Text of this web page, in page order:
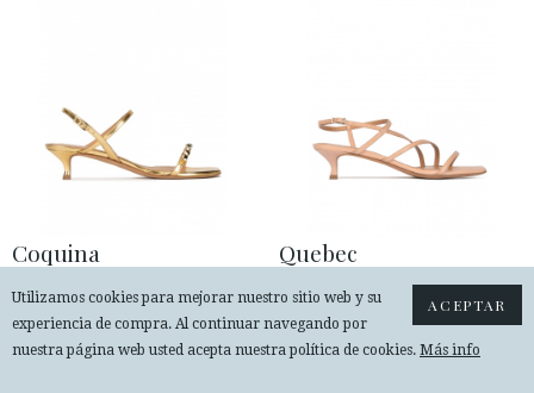
Coquina
Sandalias doradas de tacón medio
en piel con adorno de cristales
Quebec
Sandalia de tacón medio en piel
nude con diseño de tiras
ACEPTAR
Utilizamos cookies para mejorar nuestro sitio web y su
experiencia de compra. Al continuar navegando por
nuestra página web usted acepta nuestra política de cookies. Más info